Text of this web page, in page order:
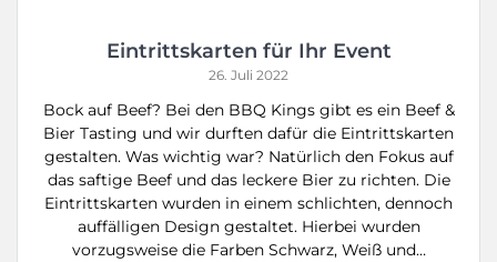
Eintrittskarten für Ihr Event
26. Juli 2022
Bock auf Beef? Bei den BBQ Kings gibt es ein Beef &
Bier Tasting und wir durften dafür die Eintrittskarten
gestalten. Was wichtig war? Natürlich den Fokus auf
das saftige Beef und das leckere Bier zu richten. Die
Eintrittskarten wurden in einem schlichten, dennoch
auffälligen Design gestaltet. Hierbei wurden
vorzugsweise die Farben Schwarz, Weiß und…